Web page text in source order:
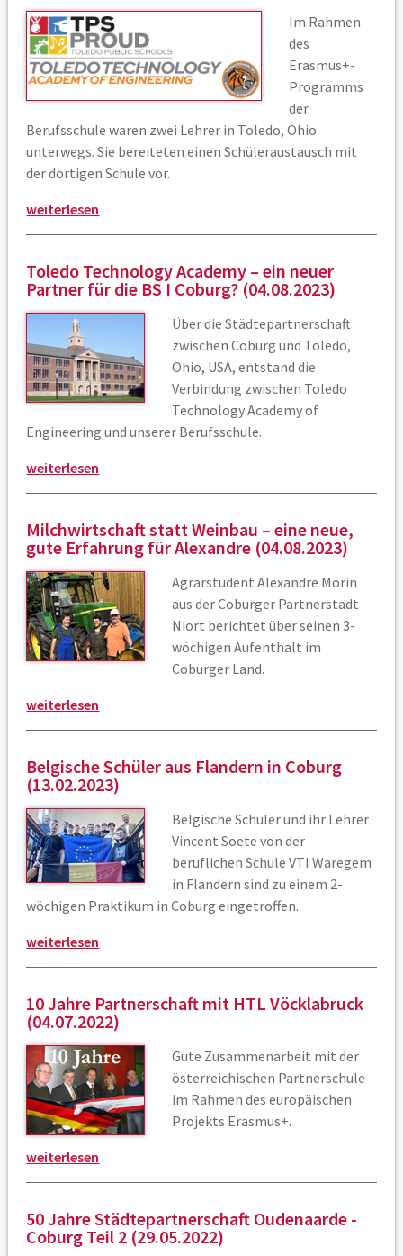
Im Rahmen
des
Erasmus+-
Programms
der
Berufsschule waren zwei Lehrer in Toledo, Ohio
unterwegs. Sie bereiteten einen Schüleraustausch mit
der dortigen Schule vor.
weiterlesen
Toledo Technology Academy – ein neuer
Partner für die BS I Coburg? (04.08.2023)
Über die Städtepartnerschaft
zwischen Coburg und Toledo,
Ohio, USA, entstand die
Verbindung zwischen Toledo
Technology Academy of
Engineering und unserer Berufsschule.
weiterlesen
Milchwirtschaft statt Weinbau – eine neue,
gute Erfahrung für Alexandre (04.08.2023)
Agrarstudent Alexandre Morin
aus der Coburger Partnerstadt
Niort berichtet über seinen 3-
wöchigen Aufenthalt im
Coburger Land.
weiterlesen
Belgische Schüler aus Flandern in Coburg
(13.02.2023)
Belgische Schüler und ihr Lehrer
Vincent Soete von der
beruflichen Schule VTI Waregem
in Flandern sind zu einem 2-
wöchigen Praktikum in Coburg eingetroffen.
weiterlesen
10 Jahre Partnerschaft mit HTL Vöcklabruck
(04.07.2022)
Gute Zusammenarbeit mit der
österreichischen Partnerschule
im Rahmen des europäischen
Projekts Erasmus+.
weiterlesen
50 Jahre Städtepartnerschaft Oudenaarde -
Coburg Teil 2 (29.05.2022)